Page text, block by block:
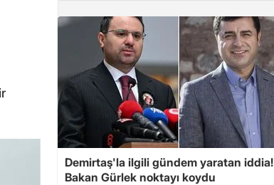
Demirtaş'la ilgili gündem yaratan iddia!
Bakan Gürlek noktayı koydu